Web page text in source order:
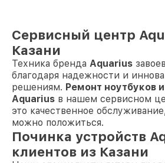
Сервисный центр
Казани
Техника бренда Aquarius
благодаря надежности и
решениям. Ремонт ноутбуков
Aquarius в нашем сервисном
это качественное
можно положиться.
Починка устройств
клиентов из Казани